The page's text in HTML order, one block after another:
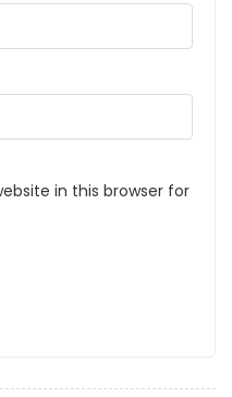
in this browser for